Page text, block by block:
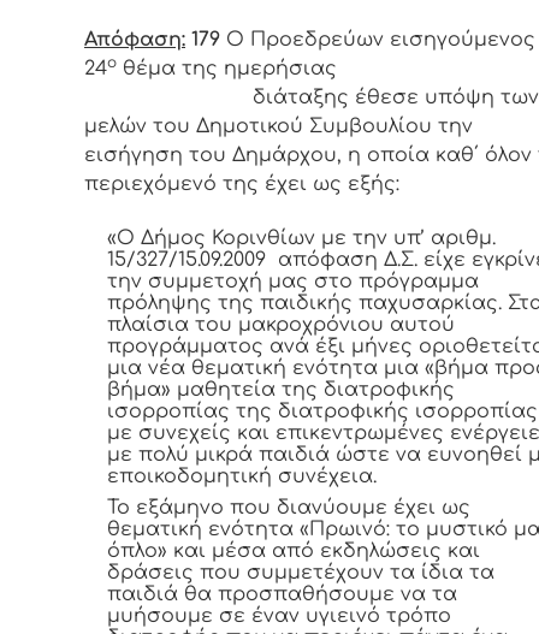
Απόφαση: 179 Ο Προεδρεύων εισηγούμενος
24ο θέμα της ημερήσιας
διάταξης έθεσε υπόψη των
μελών του Δημοτικού Συμβουλίου την
εισήγηση του Δημάρχου, η οποία καθ΄ όλον
περιεχόμενό της έχει ως εξής:
«O Δήμος Κορινθίων με την υπ’ αριθμ.
15/327/15.09.2009 απόφαση Δ.Σ. είχε
την συμμετοχή μας στο πρόγραμμα
πρόληψης της παιδικής παχυσαρκίας.
πλαίσια του μακροχρόνιου αυτού
προγράμματος ανά έξι μήνες
μια νέα θεματική ενότητα μια «βήμα
βήμα» μαθητεία της διατροφικής
ισορροπίας της διατροφικής ισορροπίας
με συνεχείς και επικεντρωμένες
με πολύ μικρά παιδιά ώστε να ευνοηθεί
εποικοδομητική συνέχεια.
Το εξάμηνο που διανύουμε έχει ως
θεματική ενότητα «Πρωινό: το μυστικό
όπλο» και μέσα από εκδηλώσεις και
δράσεις που συμμετέχουν τα ίδια τα
παιδιά θα προσπαθήσουμε να τα
μυήσουμε σε έναν υγιεινό τρόπο